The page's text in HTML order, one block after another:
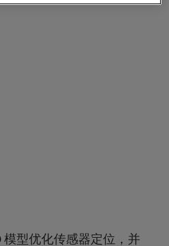
型优化传感器定位，并